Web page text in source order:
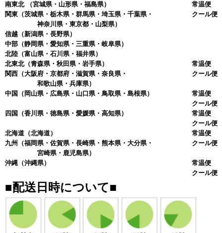
南東北
（宮城県・山形県・福島県）
関東 （茨城県・栃木県・群馬県・埼玉県・千葉県・
神奈川県・東京都・山梨県）
信越 （新潟県・長野県）
中部 （静岡県・愛知県・三重県・岐阜県）
北陸 （富山県・石川県・福井県）
常温便
クール便
北東北（青森県・秋田県・岩手県）
関西 （大阪府・京都府・滋賀県・奈良県・
和歌山県・兵庫県）
常温便
クール便
中国 （岡山県・広島県・山口県・鳥取県・島根県）
常温便
クール便
四国
（香川県・徳島県・愛媛県・高知県）
常温便
クール便
北海道 （北海道）
九州
（福岡県・佐賀県・長崎県・熊本県・大分県・
宮崎県・鹿児島県）
常温便
クール便
沖縄 （沖縄県）
常温便
クール便
■配送日時について■